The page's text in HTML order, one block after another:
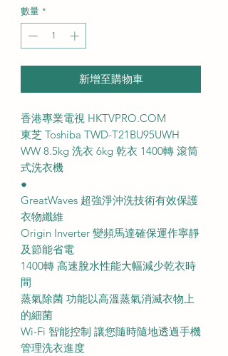
數量 *
新增至購物車
香港專業電視 HKTVPRO.COM
東芝 Toshiba TWD-T21BU95UWH
WW 8.5kg 洗衣 6kg 乾衣 1400轉 滾筒
式洗衣機
●
GreatWaves 超強淨沖洗技術有效保護
衣物纖維
Origin Inverter 變頻馬達確保運作寧靜
及節能省電
1400轉 高速脫水性能大幅減少乾衣時
間
蒸氣除菌 功能以高溫蒸氣消滅衣物上
的細菌
Wi-Fi 智能控制 讓您隨時隨地透過手機
管理洗衣進度